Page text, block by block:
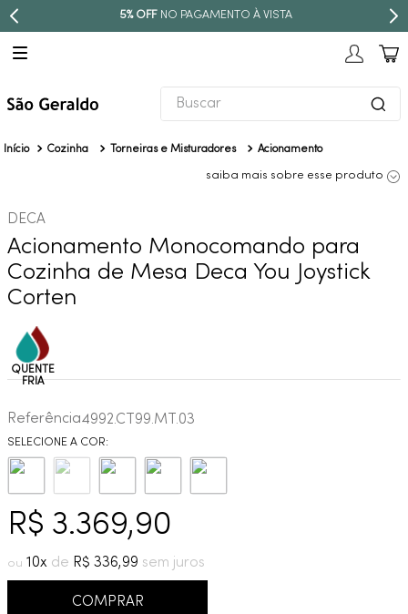
PARCELE EM ATÉ
Buscar
Cozinha Torneiras e Misturadores Acionamento
saiba mais sobre esse produto
DECA
Acionamento Monocomando para
Cozinha de Mesa Deca You Joystick
Corten
Referência4992.CT99.MT.03
R$ 3.369,90
10 R$ 336,99
COMPRAR
TERMOS MAIS BUSCADOS
4º
atlas
5º
red gold
6º
7º
9º
cobre escovado
10º grafite escovado